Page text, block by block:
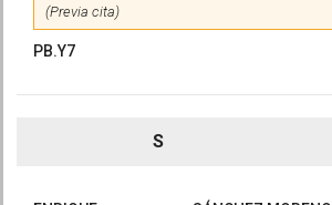
(Previa cita)
PB.Y7
S